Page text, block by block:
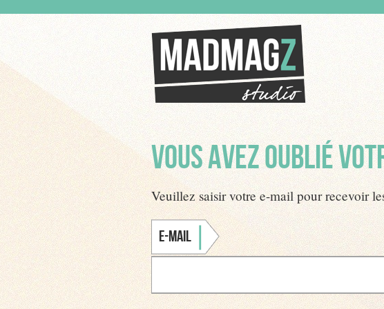
VOUS AVEZ OUBLIÉ
Veuillez saisir votre e-mail pour recevoir
E-mail